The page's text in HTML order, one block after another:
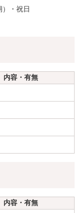
・祝日
内容・有無
内容・有無